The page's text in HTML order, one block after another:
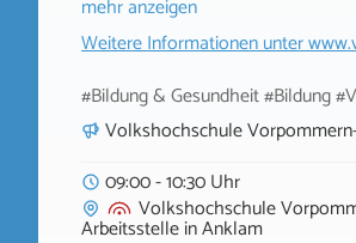
mehr anzeigen
Weitere Informationen unter
#Bildung & Gesundheit #Bildung
Volkshochschule
09:00 - 10:30 Uhr
Volkshochschule
ArbeitsstelleinAnklam